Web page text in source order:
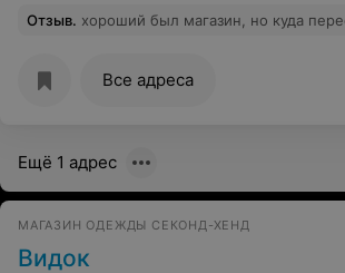
Отзыв. хороший был магазин, но куда
Все адреса
Ещё 1 адрес
МАГАЗИН ОДЕЖДЫ СЕКОНД-ХЕНД
Видок